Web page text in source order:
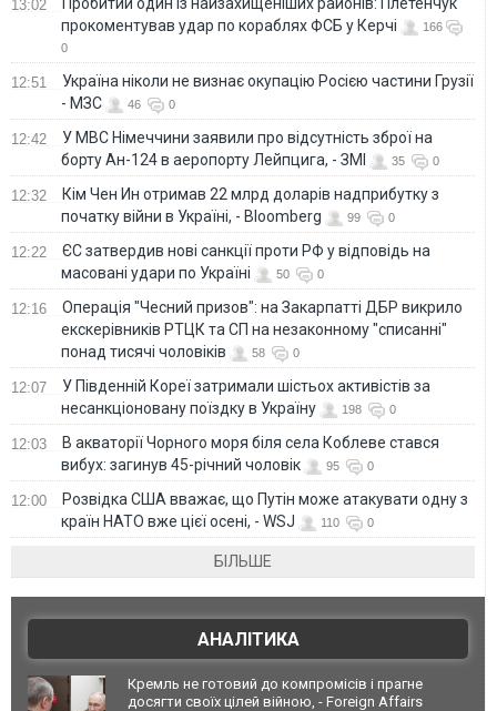
13:02
прокоментував удар по кораблях ФСБ у Керчі
166
0
12:51
Україна ніколи не визнає окупацію Росією частини Грузії
- МЗС
46 0
12:42
У МВС Німеччини заявили про відсутність зброї на
борту Ан-124 в аеропорту Лейпцига, - ЗМІ
35 0
12:32
Кім Чен Ин отримав 22 млрд доларів надприбутку з
початку війни в Україні, - Bloomberg
99 0
12:22
ЄС затвердив нові санкції проти РФ у відповідь на
масовані удари по Україні
50 0
12:16
Операція "Чесний призов": на Закарпатті ДБР викрило
екскерівників РТЦК та СП на незаконному "списанні"
понад тисячі чоловіків
58 0
12:07
У Південній Кореї затримали шістьох активістів за
несанкціоновану поїздку в Україну
198 0
12:03
В акваторії Чорного моря біля села Коблеве стався
вибух: загинув 45-річний чоловік
95 0
12:00
Розвідка США вважає, що Путін може атакувати одну з
країн НАТО вже цієї осені, - WSJ
110 0
БІЛЬШЕ
АНАЛІТИКА
Кремль не готовий до компромісів і прагне
досягти своїх цілей війною, - Foreign Affairs